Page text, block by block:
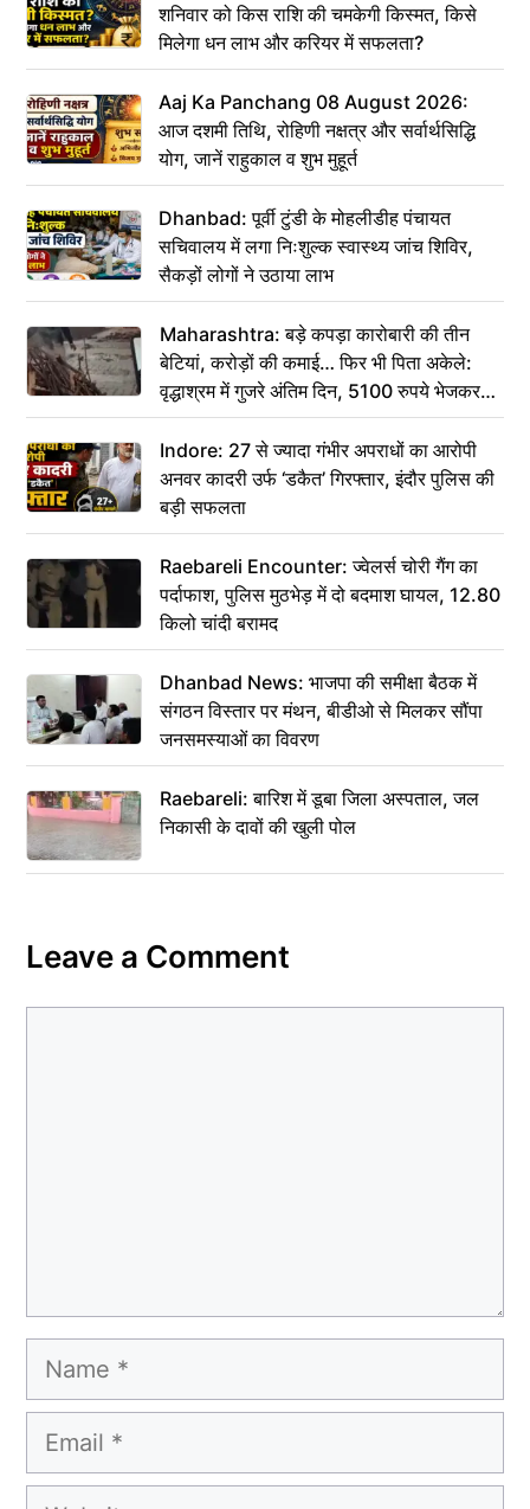
शनिवार को किस राशि की चमकेगी किस्मत, किसे
मिलेगा धन लाभ और करियर में सफलता?
Aaj Ka Panchang 08 August 2026:
आज दशमी तिथि, रोहिणी नक्षत्र और सर्वार्थसिद्धि
योग, जानें राहुकाल व शुभ मुहूर्त
Dhanbad: पूर्वी टुंडी के मोहलीडीह पंचायत
सचिवालय में लगा निःशुल्क स्वास्थ्य जांच शिविर,
सैकड़ों लोगों ने उठाया लाभ
Maharashtra: बड़े कपड़ा कारोबारी की तीन
बेटियां, करोड़ों की कमाई… फिर भी पिता अकेले:
वृद्धाश्रम में गुजरे अंतिम दिन, 5100 रुपये भेजकर
कहा– अंतिम संस्कार कर दीजिए हम नहीं आ पाएंगे
Indore: 27 से ज्यादा गंभीर अपराधों का आरोपी
अनवर कादरी उर्फ ‘डकैत’ गिरफ्तार, इंदौर पुलिस की
बड़ी सफलता
Raebareli Encounter: ज्वेलर्स चोरी गैंग का
पर्दाफाश, पुलिस मुठभेड़ में दो बदमाश घायल, 12.80
किलो चांदी बरामद
Dhanbad News: भाजपा की समीक्षा बैठक में
संगठन विस्तार पर मंथन, बीडीओ से मिलकर सौंपा
जनसमस्याओं का विवरण
Raebareli: बारिश में डूबा जिला अस्पताल, जल
निकासी के दावों की खुली पोल
Leave a Comment
Name
Email
Website